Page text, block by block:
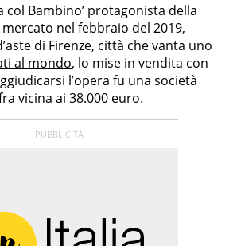
col Bambino’ protagonista della
nel febbraio del 2019,
di Firenze, città che vanta uno
al mondo, lo mise in vendita con
l’opera fu una società
vicina ai 38.000 euro.